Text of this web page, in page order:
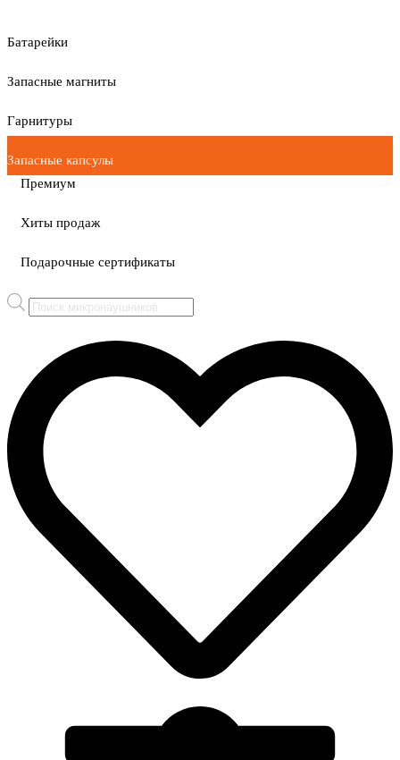
Батарейки
Запасные магниты
Гарнитуры
Запасные капсулы
Премиум
Хиты продаж
Подарочные сертификаты
Поиск
товаров